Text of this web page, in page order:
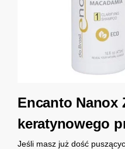
Encanto Nanox
keratynowego
Jeśli masz już dość